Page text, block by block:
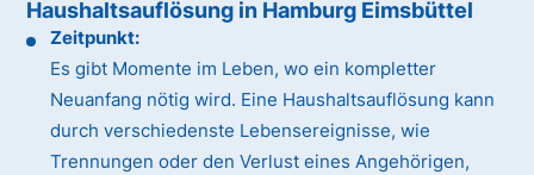
Haushaltsauflösung in Hamburg Eimsbüttel
Zeitpunkt:
Es gibt Momente im Leben, wo ein kompletter
Neuanfang nötig wird. Eine Haushaltsauflösung kann
durch verschiedenste Lebensereignisse, wie
Trennungen oder den Verlust eines Angehörigen,